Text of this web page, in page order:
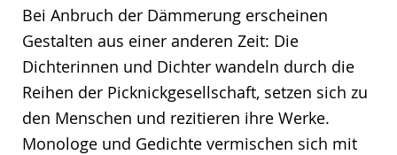
Bei Anbruch der Dämmerung erscheinen
Gestalten aus einer anderen Zeit: Die
Dichterinnen und Dichter wandeln durch die
Reihen der Picknickgesellschaft, setzen sich zu
den Menschen und rezitieren ihre Werke.
Monologe und Gedichte vermischen sich mit